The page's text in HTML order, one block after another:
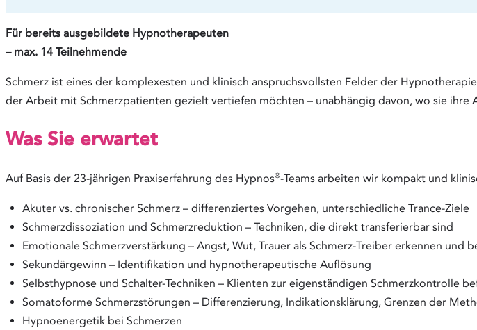
Für bereits ausgebildete Hypnotherapeuten
– max. 14 Teilnehmende
Schmerz ist eines der komplexesten und klinisch anspruchsvollsten Felder der
der Arbeit mit Schmerzpatienten gezielt vertiefen möchten – unabhängig davon, wo sie ihre
Was Sie erwartet
Auf Basis der 23-jährigen Praxiserfahrung des Hypnos®-Teams arbeiten wir kompakt und
Akuter vs. chronischer Schmerz – differenziertes Vorgehen, unterschiedliche Trance-Ziele
Schmerzdissoziation und Schmerzreduktion – Techniken, die direkt transferierbar sind
Emotionale Schmerzverstärkung – Angst, Wut, Trauer als Schmerz-Treiber erkennen und
Sekundärgewinn – Identifikation und hypnotherapeutische Auflösung
Selbsthypnose und Schalter-Techniken – Klienten zur eigenständigen Schmerzkontrolle
Somatoforme Schmerzstörungen – Differenzierung, Indikationsklärung, Grenzen der
Hypnoenergetik bei Schmerzen